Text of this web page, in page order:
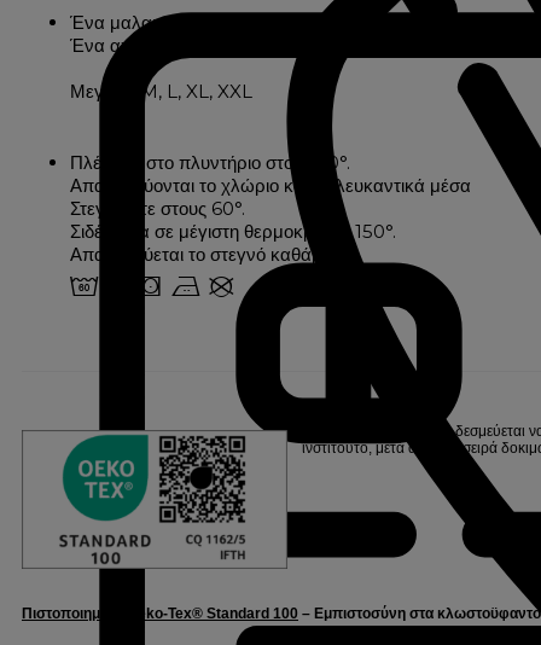
Ένα μαλακό, άνετο μπουρνούζι από 100% βαμβάκι.
Ένα απαραίτητο αξεσουάρ για την παροχή επιπλέον
Μεγέθη: M, L, XL, XXL
Πλένεται στο πλυντήριο στους 60°.
Απαγορεύονται το χλώριο και τα λευκαντικά μέσα
Στεγνώστε στους 60°.
Σιδέρωμα σε μέγιστη θερμοκρασία 150°.
Απαγορεύεται το στεγνό καθάρισμα
4 o s b U
Η Linvosges Hôtellerie δεσμεύεται
ινστιτούτο, μετά από μια σειρά
Πιστοποιημένο Oeko-Tex® Standard 100 – Εμπιστοσύνη στα